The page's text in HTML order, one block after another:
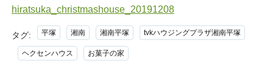
hiratsuka_christmashouse_20191208
タグ: 平塚 湘南 湘南平塚 tvkハウジングプラザ湘南平塚
ヘクセンハウス お菓子の家